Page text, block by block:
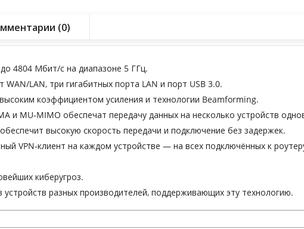
(0)
4804 Мбит/с на диапазоне 5 ГГц.
LAN, три гигабитных порта LAN и порт USB 3.0.
коэффициентом усиления и технологии Beamforming.
и MU‑MIMO обеспечат передачу данных на несколько устройств
высокую скорость передачи и подключение без задержек.
VPN‑клиент на каждом устройстве — на всех подключённых к
киберугроз.
устройств разных производителей, поддерживающих эту технологию.